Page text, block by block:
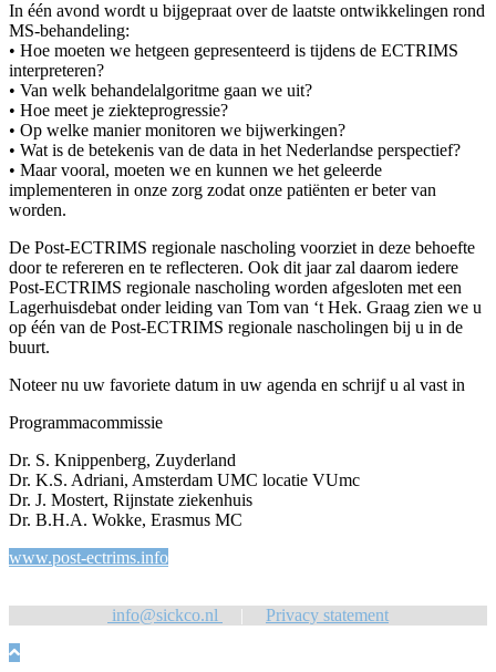
In één avond wordt u bijgepraat over de laatste ontwikkelingen rond
MS-behandeling:
• Hoe moeten we hetgeen gepresenteerd is tijdens de ECTRIMS
interpreteren?
• Van welk behandelalgoritme gaan we uit?
• Hoe meet je ziekteprogressie?
• Op welke manier monitoren we bijwerkingen?
• Wat is de betekenis van de data in het Nederlandse perspectief?
• Maar vooral, moeten we en kunnen we het geleerde
implementeren in onze zorg zodat onze patiënten er beter van
worden.
De Post-ECTRIMS regionale nascholing voorziet in deze behoefte
door te refereren en te reflecteren. Ook dit jaar zal daarom iedere
Post-ECTRIMS regionale nascholing worden afgesloten met een
Lagerhuisdebat onder leiding van Tom van ‘t Hek. Graag zien we u
op één van de Post-ECTRIMS regionale nascholingen bij u in de
buurt.
Noteer nu uw favoriete datum in uw agenda en schrijf u al vast in
Programmacommissie
Dr. S. Knippenberg, Zuyderland
Dr. K.S. Adriani, Amsterdam UMC locatie VUmc
Dr. J. Mostert, Rijnstate ziekenhuis
Dr. B.H.A. Wokke, Erasmus MC
www.post-ectrims.info
info@sickco.nl Privacy statement